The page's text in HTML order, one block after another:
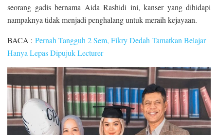
seorang gadis bernama Aida Rashidi ini, kanser yang dihidapi
nampaknya tidak menjadi penghalang untuk meraih kejayaan.
BACA : Pernah Tangguh 2 Sem, Fikry Dedah Tamatkan Belajar
Hanya Lepas Dipujuk Lecturer